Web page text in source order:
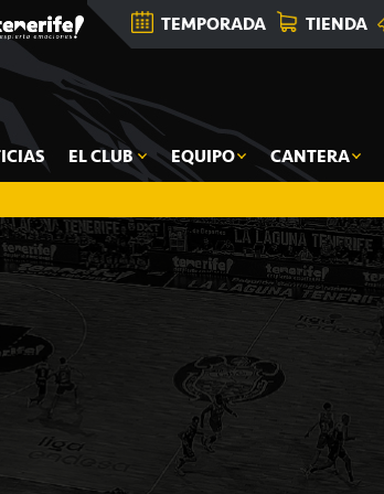
TEMPORADA TIENDA
EL CLUB EQUIPO CANTERA